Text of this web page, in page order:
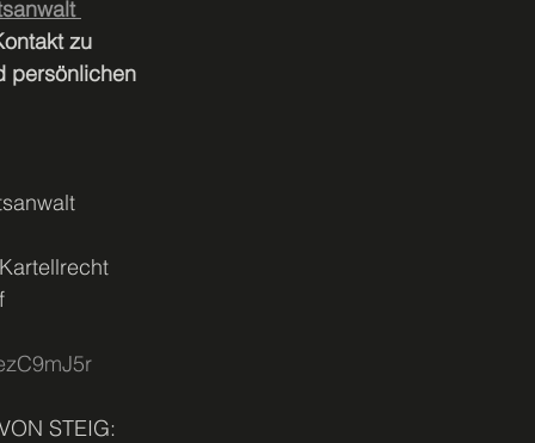
zu
persönlichen
STEIG: